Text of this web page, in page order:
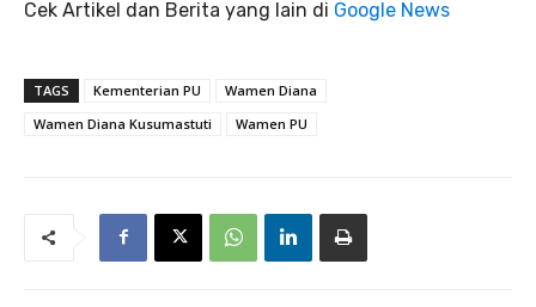
Cek Artikel dan Berita yang lain di Google News
TAGS Kementerian PU
Wamen Diana
Wamen Diana Kusumastuti
Wamen PU